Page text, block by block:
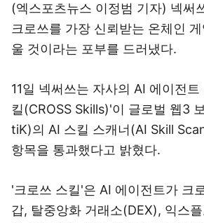
(엑스포츠뉴스 이정범 기자) 넥써
크로쓰를 가장 신뢰받는 온체인
울 것이라는 포부를 드러냈다.
11일 넥써쓰는 자사의 AI 에이전
킬(CROSS Skills)'이 글로벌 웹3
tiK)의 AI 스킬 스캐너(AI Skill
항목을 통과했다고 밝혔다.
'크로쓰 스킬'은 AI 에이전트가 크
갑, 탈중앙화 거래소(DEX), 익스